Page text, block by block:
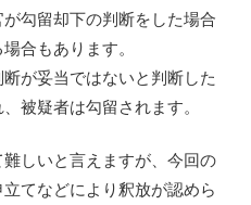
勾留却下の判断をした場合
合もあります。
が妥当ではないと判断した
被疑者は勾留されます。
しいと言えますが、今回の
立てなどにより釈放が認めら